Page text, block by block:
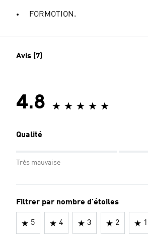
FORMOTION.
Avis (7)
4.8
Qualité
Très mauvaise
Filtrer par nombre d'étoiles
5 4 3 2 1